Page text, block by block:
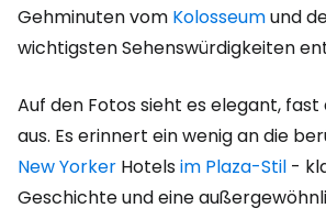
Gehminuten vom Kolosseumund
wichtigsten Sehenswürdigkeiten
Auf den Fotos sieht es elegant,
aus. Es erinnert ein wenig an die
New Yorker Hotelsim Plaza-Stil -
Geschichte und eine